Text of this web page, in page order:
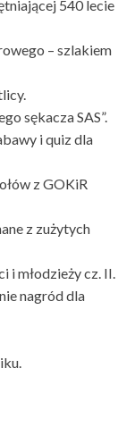
540 lecie
– szlakiem
sękacza SAS”.
i quiz dla
z GOKiR
z zużytych
i młodzieży cz. II.
nagród dla